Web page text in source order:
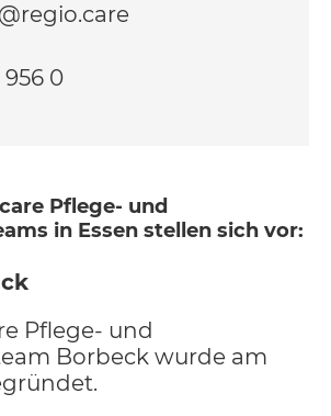
Pflege- und
in Essen stellen sich vor:
Pflege- und
Borbeck wurde am
956 0